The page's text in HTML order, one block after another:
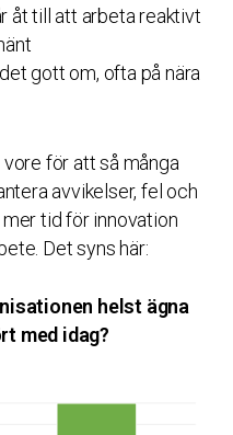
åt till att arbeta reaktivt
gott om, ofta på nära
för att så många
avvikelser, fel och
tid för innovation
Det syns här:
helst ägna
med idag?